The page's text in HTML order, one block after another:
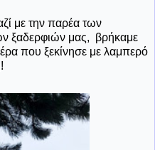
με την παρέα των
ξαδερφιών μας, βρήκαμε
που ξεκίνησε με λαμπερό